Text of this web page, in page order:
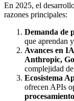
En 2025, el
razones principales:
Demanda de
que aprendan
Avances en
Anthropic,
complejidad
Ecosistema
ofrecen APIs